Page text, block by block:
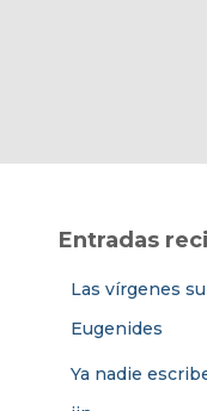
Entradas
Las vírgenes
Eugenides
Ya nadie